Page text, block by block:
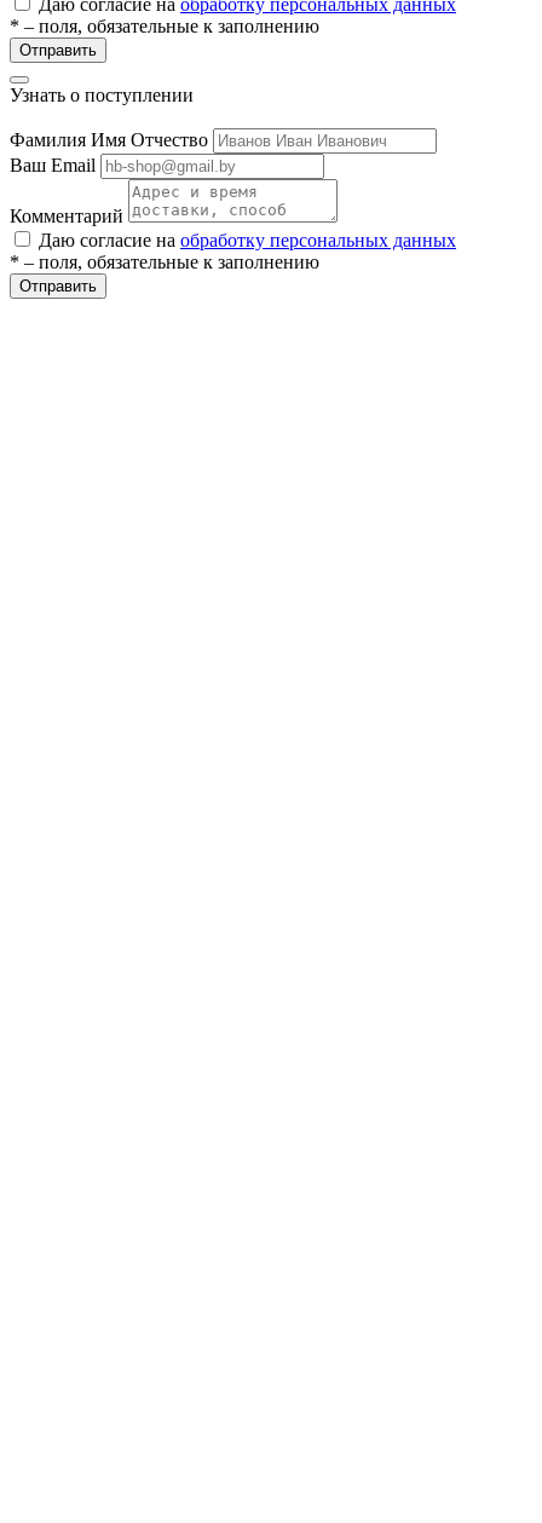
Даю согласие на обработку персональных данных
* – поля, обязательные к заполнению
Отправить
Узнать о поступлении
Фамилия Имя Отчество
Ваш Email
Комментарий
Даю согласие на обработку персональных данных
* – поля, обязательные к заполнению
Отправить